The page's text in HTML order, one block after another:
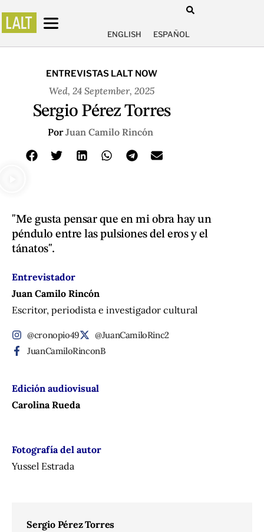
ENGLISH ESPAÑOL
ENTREVISTAS LALT NOW
Wed, 24 September, 2025
Sergio Pérez Torres
PorJuan Camilo Rincón
"Me gusta pensar que en mi obra hay un
péndulo entre las pulsiones del eros y el
tánatos".
Entrevistador
Juan Camilo Rincón
Escritor, periodista e investigador cultural
@cronopio49
@JuanCamiloRinc2
JuanCamiloRinconB
Edición audiovisual
Carolina Rueda
Fotografía del autor
Yussel Estrada
Sergio Pérez Torres